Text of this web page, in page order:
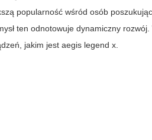
popularność wśród osób
ten odnotowuje dynamiczny
jakim jestaegis legend x